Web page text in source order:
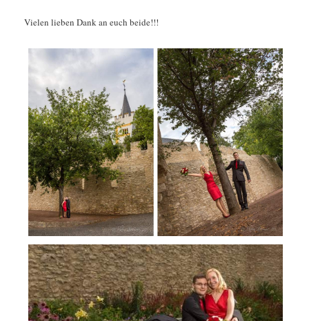
Vielen lieben Dank an euch beide!!!